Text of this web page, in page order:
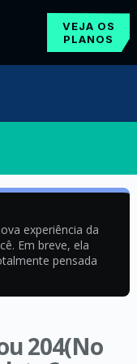
VEJA OS
PLANOS
experiência da
Em breve, ela
pensada
204(No